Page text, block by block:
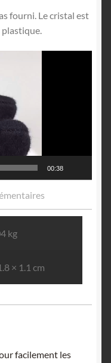
fourni. Le cristal est
00:38
kg
× 1.1 cm
facilement les